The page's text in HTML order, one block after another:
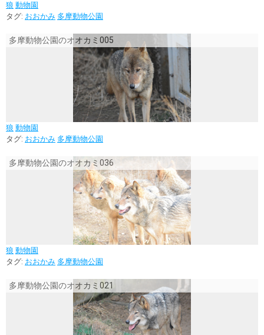
狼 動物園
タグ: おおかみ 多摩動物公園
多摩動物公園のオオカミ005
狼 動物園
タグ: おおかみ 多摩動物公園
多摩動物公園のオオカミ036
狼 動物園
タグ: おおかみ 多摩動物公園
多摩動物公園のオオカミ021